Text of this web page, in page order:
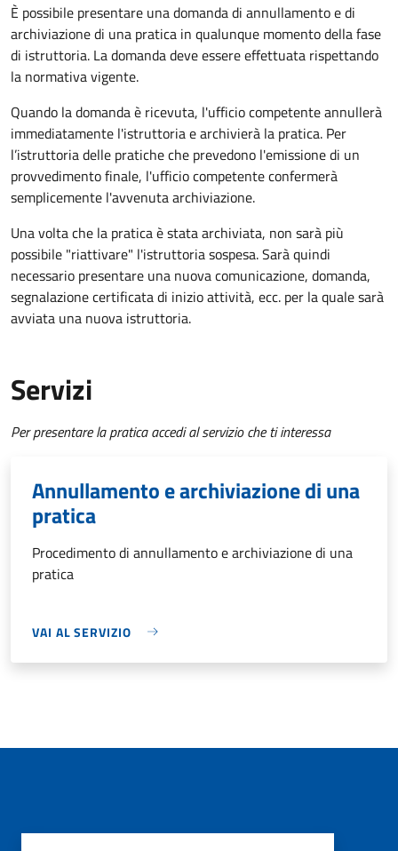
È possibile presentare una domanda di annullamento e di
archiviazione di una pratica in qualunque momento della fase
di istruttoria. La domanda deve essere effettuata rispettando
la normativa vigente.
Quando la domanda è ricevuta, l'ufficio competente annullerà
immediatamente l'istruttoria e archivierà la pratica. Per
l’istruttoria delle pratiche che prevedono l'emissione di un
provvedimento finale, l'ufficio competente confermerà
semplicemente l'avvenuta archiviazione.
Una volta che la pratica è stata archiviata, non sarà più
possibile "riattivare" l'istruttoria sospesa. Sarà quindi
necessario presentare una nuova comunicazione, domanda,
segnalazione certificata di inizio attività, ecc. per la quale sarà
avviata una nuova istruttoria.
Servizi
Per presentare la pratica accedi al servizio che ti interessa
Annullamento e archiviazione di una
pratica
Procedimento di annullamento e archiviazione di una
pratica
VAI AL SERVIZIO